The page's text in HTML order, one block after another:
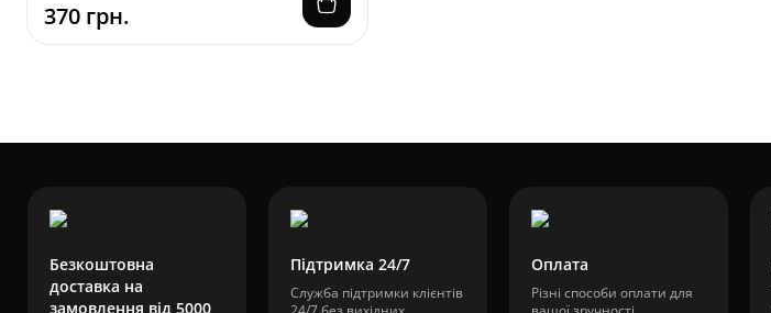
карбюратора
від
370 грн.
Безкоштовна
доставка на
замовлення від 5000
Підтримка 24/7
Служба підтримки клієнтів
Оплата
Різні способи оплати для